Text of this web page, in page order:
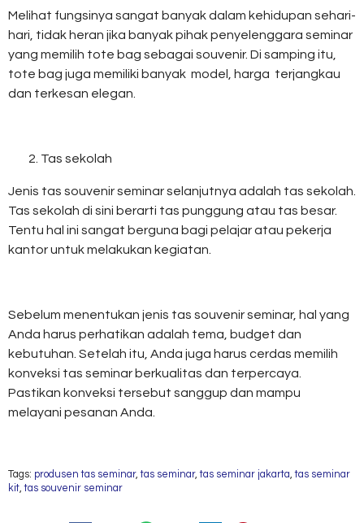
Melihat fungsinya sangat banyak dalam kehidupan sehari-
hari, tidak heran jika banyak pihak penyelenggara seminar
yang memilih tote bag sebagai souvenir. Di samping itu,
tote bag juga memiliki banyak model, harga terjangkau
dan terkesan elegan.
Tas sekolah
Jenis tas souvenir seminar selanjutnya adalah tas sekolah.
Tas sekolah di sini berarti tas punggung atau tas besar.
Tentu hal ini sangat berguna bagi pelajar atau pekerja
kantor untuk melakukan kegiatan.
Sebelum menentukan jenis tas souvenir seminar, hal yang
Anda harus perhatikan adalah tema, budget dan
kebutuhan. Setelah itu, Anda juga harus cerdas memilih
konveksi tas seminar berkualitas dan terpercaya.
Pastikan konveksi tersebut sanggup dan mampu
melayani pesanan Anda.
Tags: produsen tas seminar,tas seminar,tas seminar jakarta,tas seminar
kit,tas souvenir seminar